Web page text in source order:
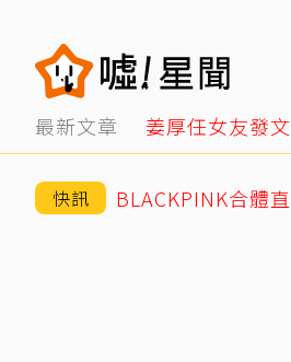
最新文章 姜厚任女友發文
快訊